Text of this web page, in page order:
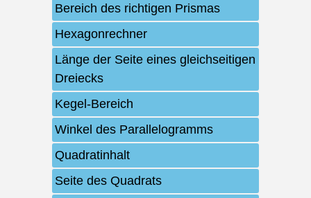
Bereich des richtigen Prismas
Hexagonrechner
Länge der Seite eines gleichseitigen
Dreiecks
Kegel-Bereich
Winkel des Parallelogramms
Quadratinhalt
Seite des Quadrats